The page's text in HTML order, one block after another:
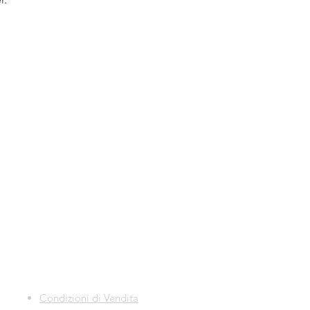
in presenza, per
Condizioni di Vendita